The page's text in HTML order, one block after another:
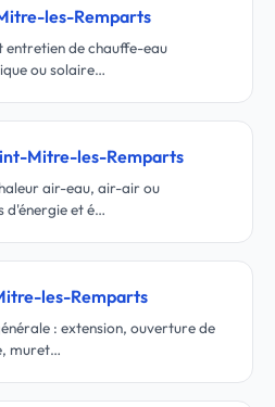
les-Remparts
entretien de chauffe-eau
ou solaire…
Mitre-les-Remparts
air-eau, air-air ou
d'énergie et é…
les-Remparts
: extension, ouverture de
muret…